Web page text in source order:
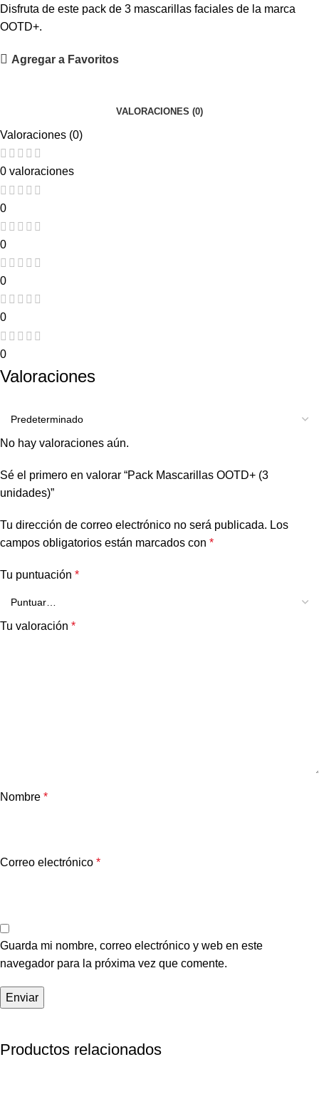
Disfruta de este pack de 3 mascarillas faciales de la marca
OOTD+.
Agregar a Favoritos
VALORACIONES (0)
Valoraciones (0)
0 valoraciones
0
0
0
0
0
Valoraciones
No hay valoraciones aún.
Sé el primero en valorar “Pack Mascarillas OOTD+ (3
unidades)”
Tu dirección de correo electrónico no será publicada. Los
campos obligatorios están marcados con *
Tu puntuación *
Tu valoración *
Nombre *
Correo electrónico *
Guarda mi nombre, correo electrónico y web en este
navegador para la próxima vez que comente.
Productos relacionados